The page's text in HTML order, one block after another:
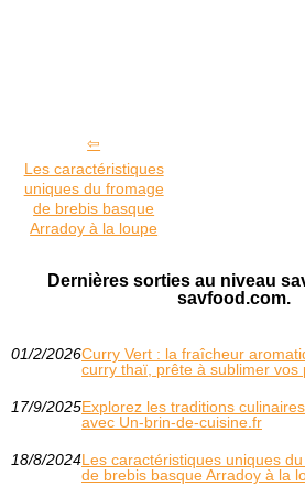
Les caractéristiques
uniques du fromage
de brebis basque
Arradoy à la loupe
Dernières sorties au niveau
savfood.com.
01/2/2026Curry Vert : la fraîcheur
curry thaï, prête à sublimer vos
17/9/2025Explorez les traditions
avec Un-brin-de-cuisine.fr
18/8/2024Les caractéristiques uniques
de brebis basque Arradoy à la